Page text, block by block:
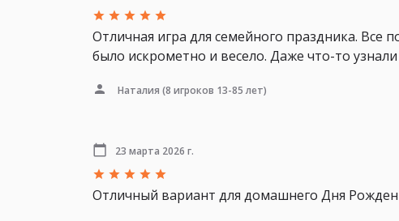
Отличная игра для семейного праздника. Все
было искрометно и весело. Даже что-то
Наталия (8 игроков 13-85 лет)
23 марта 2026 г.
Отличный вариант для домашнего Дня